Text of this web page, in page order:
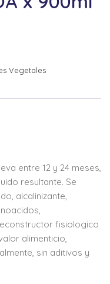
Vegetales
entre 12 y 24 meses,
resultante. Se
alcalinizante,
fisiologico
alimenticio,
sin aditivos y